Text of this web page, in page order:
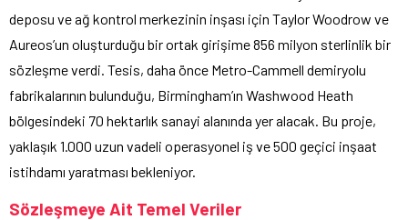
deposu ve ağ kontrol merkezinin inşası için Taylor Woodrow ve
Aureos’un oluşturduğu bir ortak girişime 856 milyon sterlinlik bir
sözleşme verdi. Tesis, daha önce Metro-Cammell demiryolu
fabrikalarının bulunduğu, Birmingham’ın Washwood Heath
bölgesindeki 70 hektarlık sanayi alanında yer alacak. Bu proje,
yaklaşık 1.000 uzun vadeli operasyonel iş ve 500 geçici inşaat
istihdamı yaratması bekleniyor.
Sözleşmeye Ait Temel Veriler